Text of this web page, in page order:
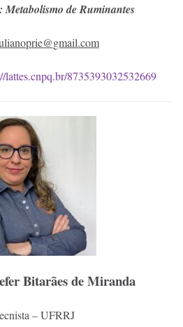
Metabolismo de Ruminantes
lattes.cnpq.br/8735393032532669
Bitarães de Miranda
– UFRRJ